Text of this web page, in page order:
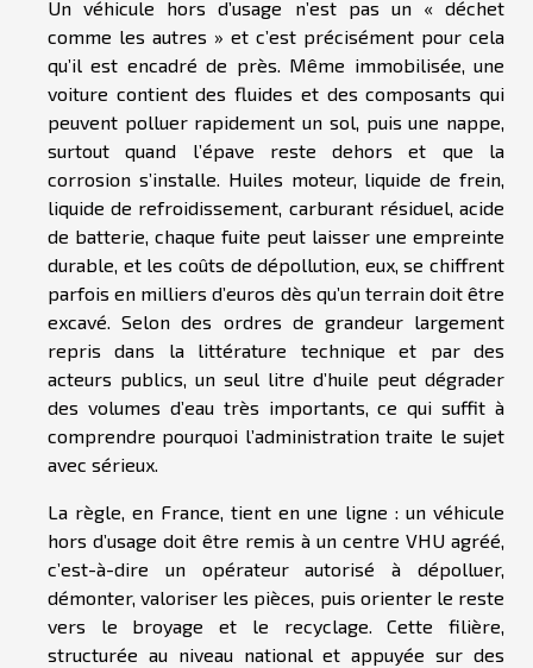
Un véhicule hors d’usage n’est pas un « déchet
comme les autres » et c’est précisément pour cela
qu’il est encadré de près. Même immobilisée, une
voiture contient des fluides et des composants qui
peuvent polluer rapidement un sol, puis une nappe,
surtout quand l’épave reste dehors et que la
corrosion s’installe. Huiles moteur, liquide de frein,
liquide de refroidissement, carburant résiduel, acide
de batterie, chaque fuite peut laisser une empreinte
durable, et les coûts de dépollution, eux, se chiffrent
parfois en milliers d’euros dès qu’un terrain doit être
excavé. Selon des ordres de grandeur largement
repris dans la littérature technique et par des
acteurs publics, un seul litre d’huile peut dégrader
des volumes d’eau très importants, ce qui suffit à
comprendre pourquoi l’administration traite le sujet
avec sérieux.
La règle, en France, tient en une ligne : un véhicule
hors d’usage doit être remis à un centre VHU agréé,
c’est-à-dire un opérateur autorisé à dépolluer,
démonter, valoriser les pièces, puis orienter le reste
vers le broyage et le recyclage. Cette filière,
structurée au niveau national et appuyée sur des